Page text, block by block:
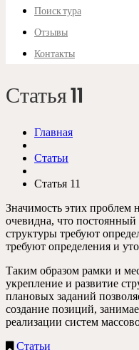
Поиск тура
Отзывы
Контакты
Статья 11
Главная
Статьи
Статья 11
Значимость этих проблем
очевидна, что
структуры требуют
требуют определения и
Таким образом рамки и
укрепление и развитие
плановых заданий
создание позиций,
реализации систем
Статьи